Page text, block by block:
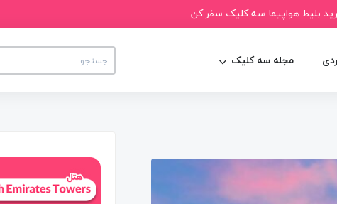
بلیط هواپیما سه کلیک سفر کن
مجله سه کلیک